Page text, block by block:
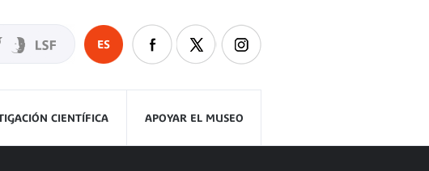
ES
CIENTÍFICA APOYAR EL MUSEO